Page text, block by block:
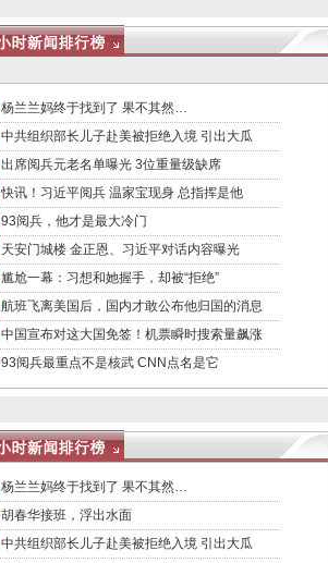
杨兰兰妈终于找到了 果不其然…
中共组织部长儿子赴美被拒绝入境 引出大瓜
出席阅兵元老名单曝光 3位重量级缺席
快讯！习近平阅兵 温家宝现身 总指挥是他
93阅兵，他才是最大冷门
天安门城楼 金正恩、习近平对话内容曝光
尴尬一幕：习想和她握手，却被“拒绝”
航班飞离美国后，国内才敢公布他归国的消息
中国宣布对这大国免签！机票瞬时搜索量飙涨
93阅兵最重点不是核武 CNN点名是它
杨兰兰妈终于找到了 果不其然…
胡春华接班，浮出水面
中共组织部长儿子赴美被拒绝入境 引出大瓜